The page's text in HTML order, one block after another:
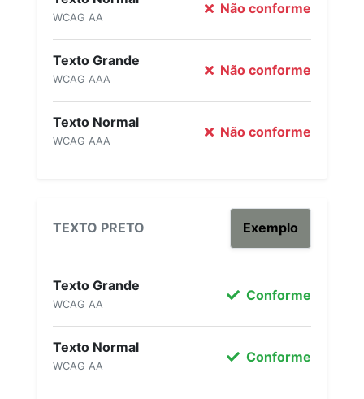
WCAG AA
Não conforme
Texto Grande
WCAG AAA
Não conforme
Texto Normal
WCAG AAA
Não conforme
TEXTO PRETO Exemplo
Texto Grande
WCAG AA
Conforme
Texto Normal
WCAG AA
Conforme